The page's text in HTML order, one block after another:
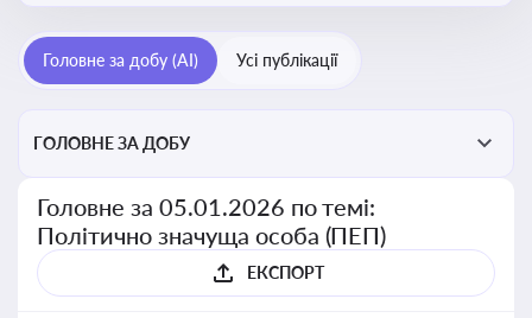
Головне за добу (AI) Усі публікації
ГОЛОВНЕ ЗА ДОБУ
Головне за 05.01.2026 по темі:
Політично значуща особа (ПЕП)
ЕКСПОРТ